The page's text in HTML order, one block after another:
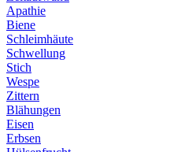
Apathie
Biene
Schleimhäute
Schwellung
Stich
Wespe
Zittern
Blähungen
Eisen
Erbsen